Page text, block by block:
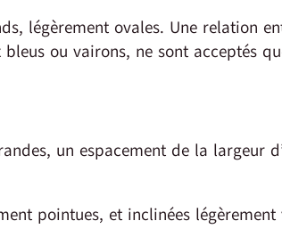
légèrement ovales. Une relation
bleus ou vairons, ne sont acceptés
un espacement de la largeur
pointues, et inclinées légèrement